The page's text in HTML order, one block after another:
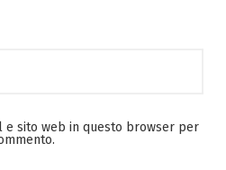
e sito web in questo browser per